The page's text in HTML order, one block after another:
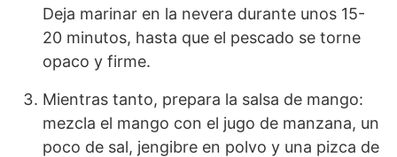
Deja marinar en la nevera durante unos 15-
20 minutos, hasta que el pescado se torne
opaco y firme.
Mientras tanto, prepara la salsa de mango:
mezcla el mango con el jugo de manzana, un
poco de sal, jengibre en polvo y una pizca de